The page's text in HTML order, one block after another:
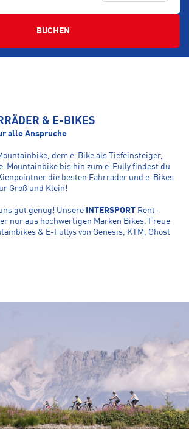
BUCHEN
& E-BIKES
alle Ansprüche
dem e-Bike als Tiefeinsteiger,
Mountainbike bis hin zum e-Fully findest du
die besten Fahrräder und e-Bikes
Groß und Klein!
gut genug! Unsere INTERSPORT Rent-
nur aus hochwertigen Marken Bikes. Freue
& E-Fullys von Genesis, KTM, Ghost